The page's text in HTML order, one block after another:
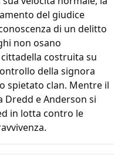
del giudice
di un delitto
non osano
costruita su
della signora
spietato clan. Mentre il
e Anderson si
in lotta contro le